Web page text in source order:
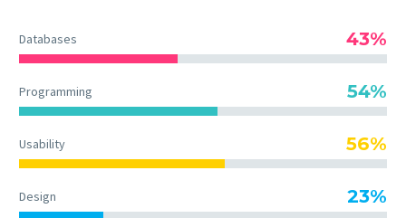
Databases 43%
Programming 54%
Usability 56%
Design 23%